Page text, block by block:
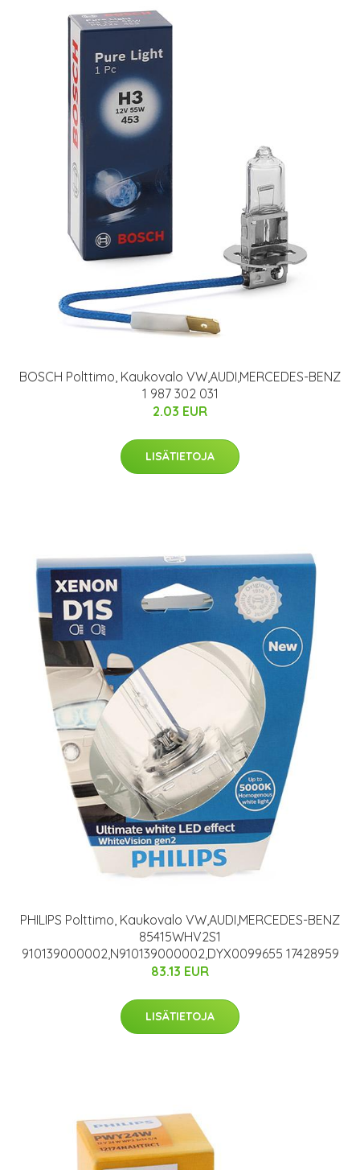
BOSCH Polttimo, Kaukovalo VW,AUDI,MERCEDES-BENZ
1 987 302 031
2.03 EUR
LISÄTIETOJA
PHILIPS Polttimo, Kaukovalo VW,AUDI,MERCEDES-BENZ
85415WHV2S1
910139000002,N910139000002,DYX0099655 17428959
83.13 EUR
LISÄTIETOJA